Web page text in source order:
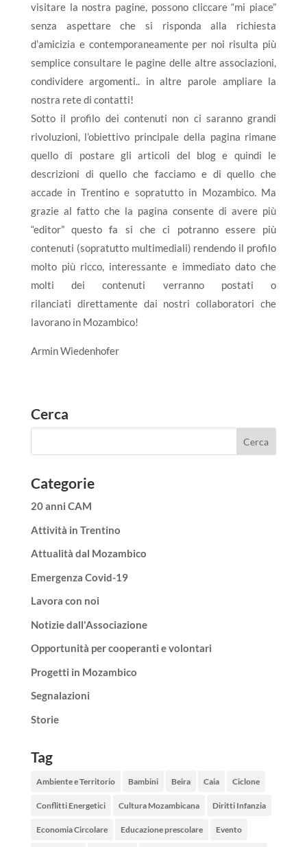
visitare la nostra pagine, possono cliccare “mi piace”
senza aspettare che si risponda alla richiesta
d’amicizia e contemporaneamente per noi risulta più
semplice consultare le pagine delle altre associazioni,
condividere argomenti.. in altre parole ampliare la
nostra rete di contatti!
Sotto il profilo dei contenuti non ci saranno grandi
rivoluzioni, l’obiettivo principale della pagina rimane
quello di postare gli articoli del blog e quindi le
descrizioni di quello che facciamo e di quello che
accade in Trentino e sopratutto in Mozambico. Ma
grazie al fatto che la pagina consente di avere più
“editor” questo fa si che ci potranno essere più
contenuti (sopratutto multimediali) rendendo il profilo
molto più ricco, interessante e immediato dato che
molti dei contenuti verranno postati o
rilanciati direttamente dai nostri collaboratori che
lavorano in Mozambico!
Armin Wiedenhofer
Cerca
Categorie
20 anni CAM
Attività in Trentino
Attualità dal Mozambico
Emergenza Covid-19
Lavora con noi
Notizie dall'Associazione
Opportunità per cooperanti e volontari
Progetti in Mozambico
Segnalazioni
Storie
Tag
Ambiente e Territorio Bambini Beira Caia Ciclone
Conflitti Energetici Cultura Mozambicana Diritti Infanzia
Economia Circolare Educazione prescolare Evento